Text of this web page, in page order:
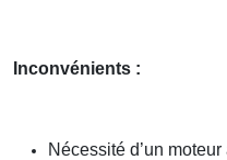
Inconvénients :
Nécessité d’un moteur